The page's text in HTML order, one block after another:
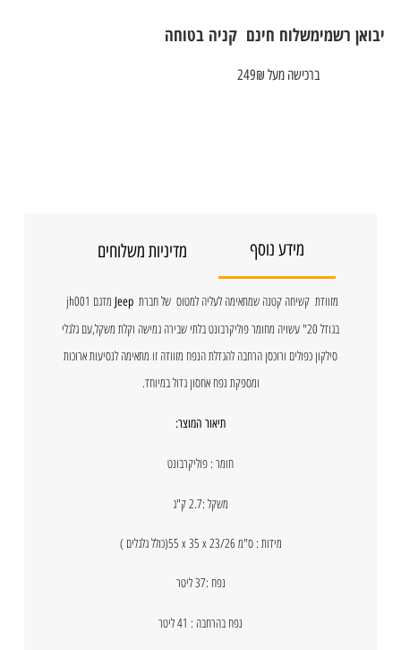
יבואן רשמימשלוח חינם
ברכישה מעל 249₪
קניה בטוחה
מידע נוסף מדיניות משלוחים
מזוודת קשיחה קטנה שמתאימה לעליה למטוס של חברתJeep מדגם jh001
בגודל 20" עשויה מחומר פוליקרבונט בלתי שבירה גמישה וקלת משקל,עם גלגלי
סילקון כפולים ורוכסן הרחבה להגדלת הנפח מזוודה זו מתאימה לנסיעות ארוכות
ומספקת נפח אחסון גדול במיוחד.
תיאור המוצר:
חומר : פוליקרבונט
משקל :2.7 ק"ג
מידות :55 x 35 x 23/26 ס"מ (כולל גלגלים )
נפח :37 ליטר
נפח בהרחבה : 41 ליטר